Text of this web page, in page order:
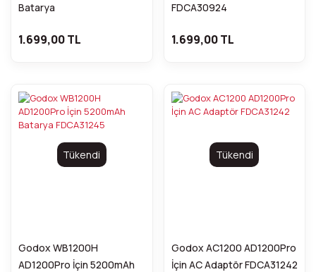
Batarya
1.699,00 TL
FDCA30924
1.699,00 TL
Tükendi
Godox WB1200H
AD1200Pro İçin 5200mAh
Tükendi
Godox AC1200 AD1200Pro
İçin AC Adaptör FDCA31242